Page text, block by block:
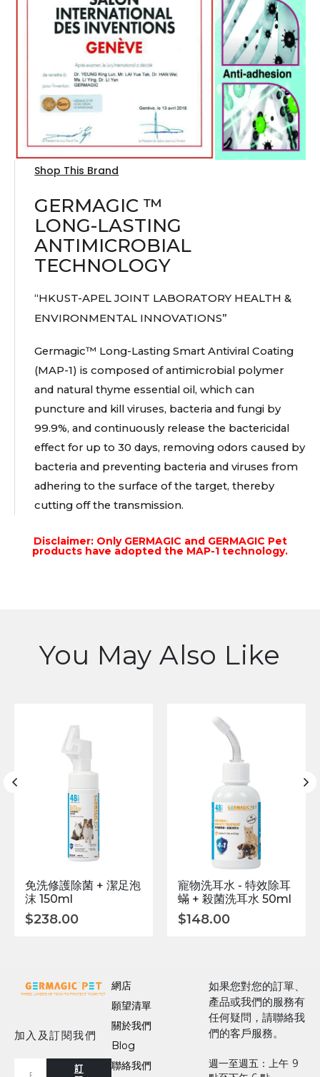
Shop This Brand
GERMAGIC ™
LONG-LASTING
ANTIMICROBIAL
TECHNOLOGY
“HKUST-APEL JOINT LABORATORY HEALTH &
ENVIRONMENTAL INNOVATIONS”
Germagic™ Long-Lasting Smart Antiviral Coating
(MAP-1) is composed of antimicrobial polymer
and natural thyme essential oil, which can
puncture and kill viruses, bacteria and fungi by
99.9%, and continuously release the bactericidal
effect for up to 30 days, removing odors caused by
bacteria and preventing bacteria and viruses from
adhering to the surface of the target, thereby
cutting off the transmission.
Disclaimer: Only GERMAGIC and GERMAGIC Pet
products have adopted the MAP-1 technology.
You May Also Like
免洗修護除菌 + 潔足泡
沫 150ml
$238.00
寵物洗耳水 - 特效除耳
蟎 + 殺菌洗耳水 50ml
$148.00
加入及訂閱我們
訂
網店
願望清單
關於我們
Blog
聯絡我們
如果您對您的訂單、
產品或我們的服務有
任何疑問，請聯絡我
們的客戶服務。
週一至週五：上午 9